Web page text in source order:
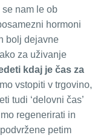
nam le ob
hormoni
bolj dejavne
za uživanje
kdaj je čas za
vstopiti v trgovino,
tudi ‘delovni čas’
regenerirati in
petim